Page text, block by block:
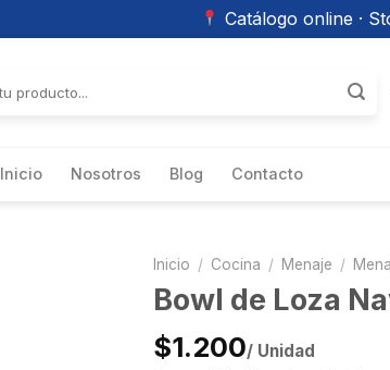
Catálogo online ·
Inicio Nosotros Blog Contacto
Inicio / Cocina / Menaje /
Bowl de Loza
$1.200/ Unidad